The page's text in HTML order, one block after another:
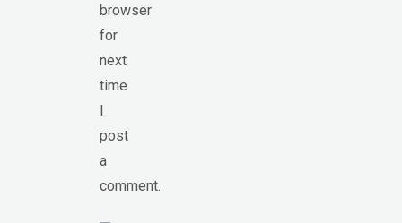
browser
for
next
time
I
post
a
comment.